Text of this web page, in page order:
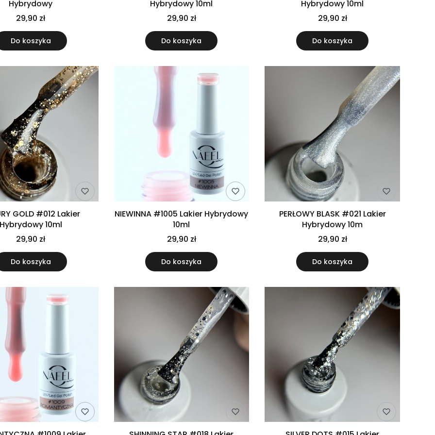
Hybrydowy
29,90 zł
Do koszyka
Hybrydowy 10ml
29,90 zł
Do koszyka
Hybrydowy 10ml
29,90 zł
Do koszyka
GOLD #012 Lakier
10ml
29,90 zł
Do koszyka
NIEWINNA #1005 Lakier Hybrydowy
10ml
29,90 zł
Do koszyka
PERŁOWY BLASK #021 Lakier
Hybrydowy 10m
29,90 zł
Do koszyka